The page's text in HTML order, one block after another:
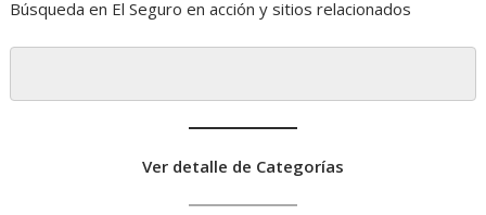
Búsqueda en El Seguro en acción y sitios relacionados
Ver detalle de Categorías